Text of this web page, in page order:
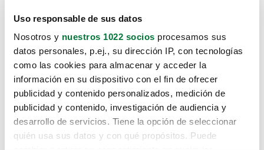
Uso responsable de sus datos
Nosotros y nuestros 1022 socios procesamos sus
datos personales, p.ej., su dirección IP, con tecnologías
como las cookies para almacenar y acceder la
información en su dispositivo con el fin de ofrecer
publicidad y contenido personalizados, medición de
publicidad y contenido, investigación de audiencia y
desarrollo de servicios. Tiene la opción de seleccionar
quién usa sus datos y con qué propósitos. Puede
Lo sentimos, no sabemos como
te hemos traido hasta aquí.
Pero puedes encontrar el coche que estás
buscando en alguno de estos enlaces: